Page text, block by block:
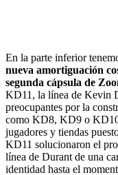
En la parte inferior
nueva amortiguación
segunda cápsula de
KD11, la línea de Kevin
preocupantes por la
como KD8, KD9 o KD10
jugadores y tiendas
KD11 solucionaron el
línea de Durant de una
identidad hasta el